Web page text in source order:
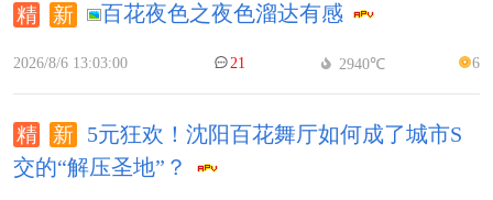
百花夜色之夜色溜达有感
2026/8/6 13:03:00 21 2940℃ 6
5元狂欢！沈阳百花舞厅如何成了城市S
交的“解压圣地”？